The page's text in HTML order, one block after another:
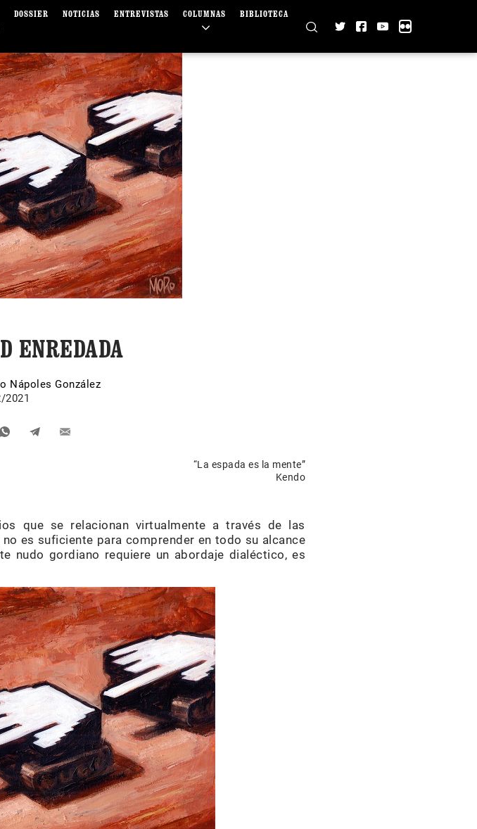
DOSSIER NOTICIAS ENTREVISTAS COLUMNAS BIBLIOTECA
ENREDADA
Nápoles González
2021
“La espada es la mente”
Kendo
que se relacionan virtualmente a través de las
es suficiente para comprender en todo su alcance
nudo gordiano requiere un abordaje dialéctico, es